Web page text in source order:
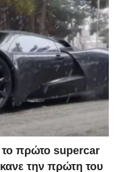
πρώτο supercar
την πρώτη του